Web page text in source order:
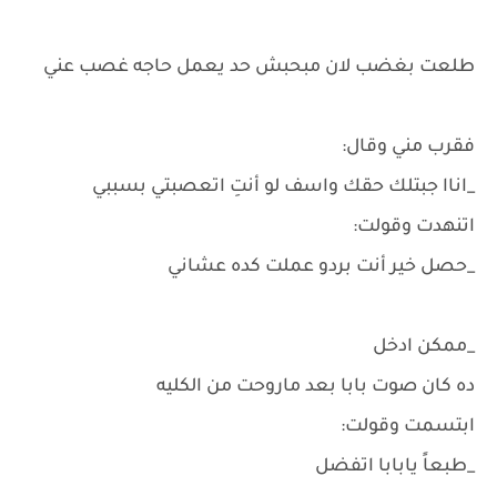
طلعت بغضب لان مبحبش حد يعمل حاجه غصب عني
فقرب مني وقال:
_اناا جبتلك حقك واسف لو أنتِ اتعصبتي بسببي
اتنهدت وقولت:
_حصل خير أنت بردو عملت كده عشاني
_ممكن ادخل
ده كان صوت بابا بعد ماروحت من الكليه
ابتسمت وقولت:
_طبعاً يابابا اتفضل